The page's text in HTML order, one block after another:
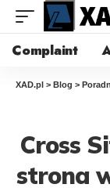
Complaint
XAD.pl > Blog >
Cross
strona